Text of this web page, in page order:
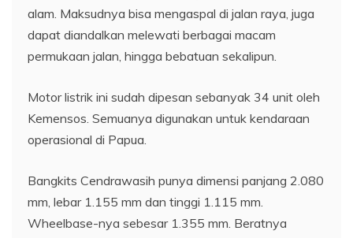
alam. Maksudnya bisa mengaspal di jalan raya, juga
dapat diandalkan melewati berbagai macam
permukaan jalan, hingga bebatuan sekalipun.
Motor listrik ini sudah dipesan sebanyak 34 unit oleh
Kemensos. Semuanya digunakan untuk kendaraan
operasional di Papua.
Bangkits Cendrawasih punya dimensi panjang 2.080
mm, lebar 1.155 mm dan tinggi 1.115 mm.
Wheelbase-nya sebesar 1.355 mm. Beratnya